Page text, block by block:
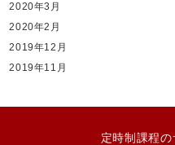
2020年3月
2020年2月
2019年12月
2019年11月
定時制課程